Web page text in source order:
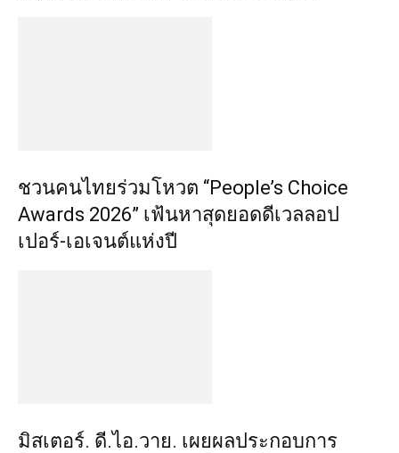
ชวนคนไทยร่วมโหวต “People’s Choice
Awards 2026” เฟ้นหาสุดยอดดีเวลลอป
เปอร์-เอเจนต์แห่งปี
มิสเตอร์. ดี.ไอ.วาย. เผยผลประกอบการ